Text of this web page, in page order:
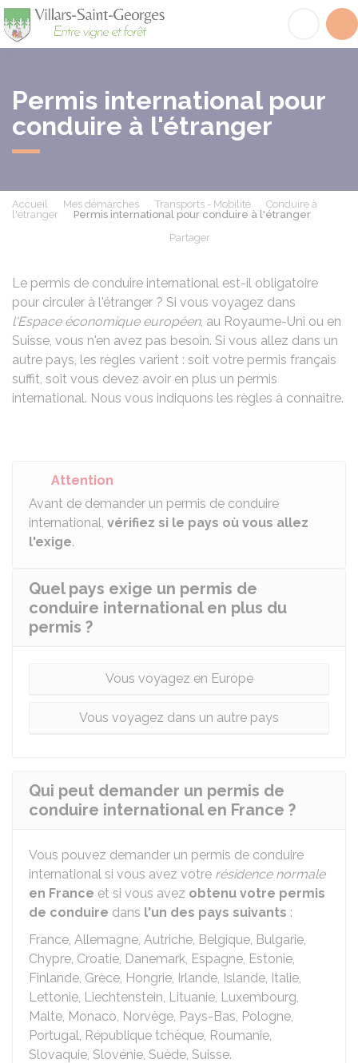
Permis international pour
conduire à l'étranger
Accueil Mes démarches Transports - Mobilité
Conduire à
l'étranger
Permis international pour conduire à l'étranger
Partager
Le permis de conduire international est-il obligatoire
pour circuler à l'étranger ? Si vous voyagez dans
l'Espace économique européen, au Royaume-Uni ou en
Suisse, vous n'en avez pas besoin. Si vous allez dans un
autre pays, les règles varient : soit votre permis français
suffit, soit vous devez avoir en plus un permis
international. Nous vous indiquons les règles à connaître.
Attention
Avant de demander un permis de conduire
international, vérifiez si le pays où vous allez
l'exige.
Quel pays exige un permis de
conduire international en plus du
permis ?
Vous voyagez en Europe
Vous voyagez dans un autre pays
Qui peut demander un permis de
conduire international en France ?
Vous pouvez demander un permis de conduire
international si vous avez votre résidence normale
en France et si vous avez obtenu votre permis
de conduire dans l'un des pays suivants :
France, Allemagne, Autriche, Belgique, Bulgarie,
Chypre, Croatie, Danemark, Espagne, Estonie,
Finlande, Grèce, Hongrie, Irlande, Islande, Italie,
Lettonie, Liechtenstein, Lituanie, Luxembourg,
Malte, Monaco, Norvège, Pays-Bas, Pologne,
Portugal, République tchèque, Roumanie,
Slovaquie, Slovénie, Suède, Suisse.